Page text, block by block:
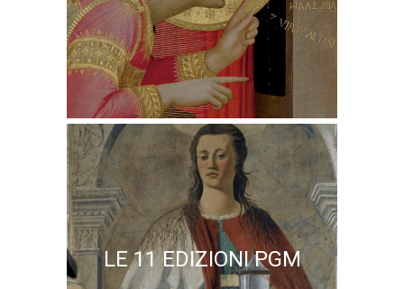
LE 11 EDIZIONI PGM